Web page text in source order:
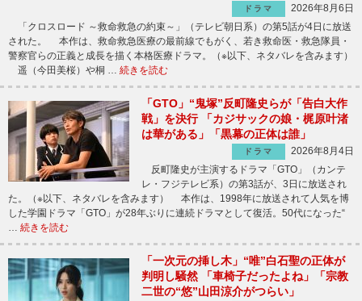
ドラマ
2026年8月6日
「クロスロード ～救命救急の約束～」（テレビ朝日系）の第5話が4日に放送
された。 本作は、救命救急医療の最前線でもがく、若き救命医・救急隊員・
警察官らの正義と成長を描く本格医療ドラマ。（※以下、ネタバレを含みます）
遥（今田美桜）や桐 … 続きを読む
「GTO」“鬼塚”反町隆史らが「告白大作
戦」を決行 「カジサックの娘・梶原叶渚
は華がある」「黒幕の正体は誰」
ドラマ
2026年8月4日
反町隆史が主演するドラマ「GTO」（カンテ
レ・フジテレビ系）の第3話が、3日に放送され
た。（※以下、ネタバレを含みます） 本作は、1998年に放送されて人気を博
した学園ドラマ「GTO」が28年ぶりに連続ドラマとして復活。50代になった“
続きを読む
「一次元の挿し木」“唯”白石聖の正体が
判明し騒然 「車椅子だったよね」「宗教
二世の“悠”山田涼介がつらい」